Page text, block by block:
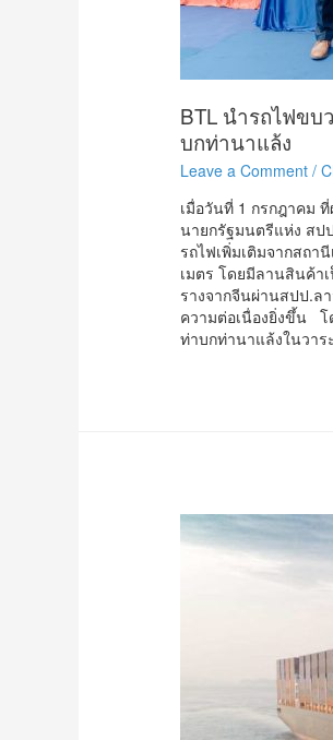
BTL นำรถไฟขบ
บกท่านาแล้ง
Leave a Comment /
เมื่อวันที่ 1 กรกฎาคม
นายกรัฐมนตรีแห่ง สป
รถไฟเพิ่มเติมจากสถา
เมตร โดยมีลานสินค้า
รางจากจีนผ่านสปป.ล
ความต่อเนื่องยิ่งขึ้น โ
ท่าบกท่านาแล้งในวาร